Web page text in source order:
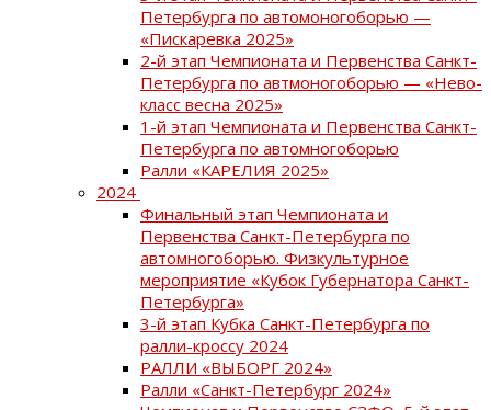
Петербурга по автомоногоборью —
«Пискаревка 2025»
2-й этап Чемпионата и Первенства Санкт-
Петербурга по автмоногоборью — «Нево-
класс весна 2025»
1-й этап Чемпионата и Первенства Санкт-
Петербурга по автомногоборью
Ралли «КАРЕЛИЯ 2025»
2024
Финальный этап Чемпионата и
Первенства Санкт-Петербурга по
автомногоборью. Физкультурное
мероприятие «Кубок Губернатора Санкт-
Петербурга»
3-й этап Кубка Санкт-Петербурга по
ралли-кроссу 2024
РАЛЛИ «ВЫБОРГ 2024»
Ралли «Санкт-Петербург 2024»